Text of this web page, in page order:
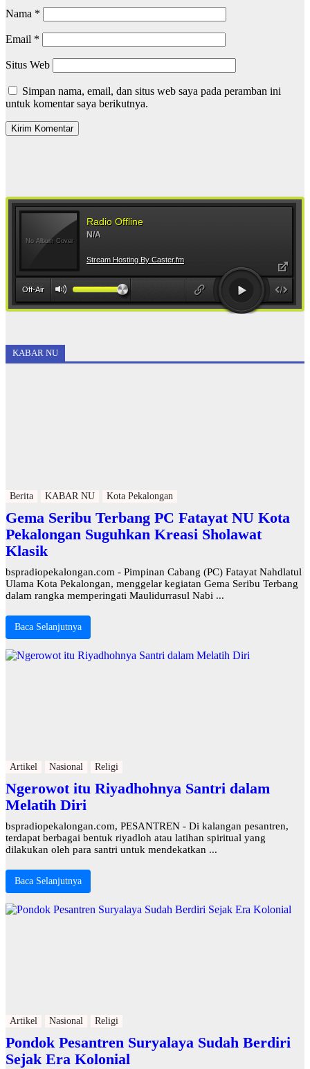
Nama *
Email *
Situs Web
Simpan nama, email, dan situs web saya pada peramban ini
untuk komentar saya berikutnya.
KABAR NU
Berita KABAR NU Kota Pekalongan
Gema Seribu Terbang PC Fatayat NU Kota
Pekalongan Suguhkan Kreasi Sholawat
Klasik
bspradiopekalongan.com - Pimpinan Cabang (PC) Fatayat Nahdlatul
Ulama Kota Pekalongan, menggelar kegiatan Gema Seribu Terbang
dalam rangka memperingati Maulidurrasul Nabi ...
Baca Selanjutnya
Artikel Nasional Religi
Ngerowot itu Riyadhohnya Santri dalam
Melatih Diri
bspradiopekalongan.com, PESANTREN - Di kalangan pesantren,
terdapat berbagai bentuk riyadloh atau latihan spiritual yang
dilakukan oleh para santri untuk mendekatkan ...
Baca Selanjutnya
Artikel Nasional Religi
Pondok Pesantren Suryalaya Sudah Berdiri
Sejak Era Kolonial